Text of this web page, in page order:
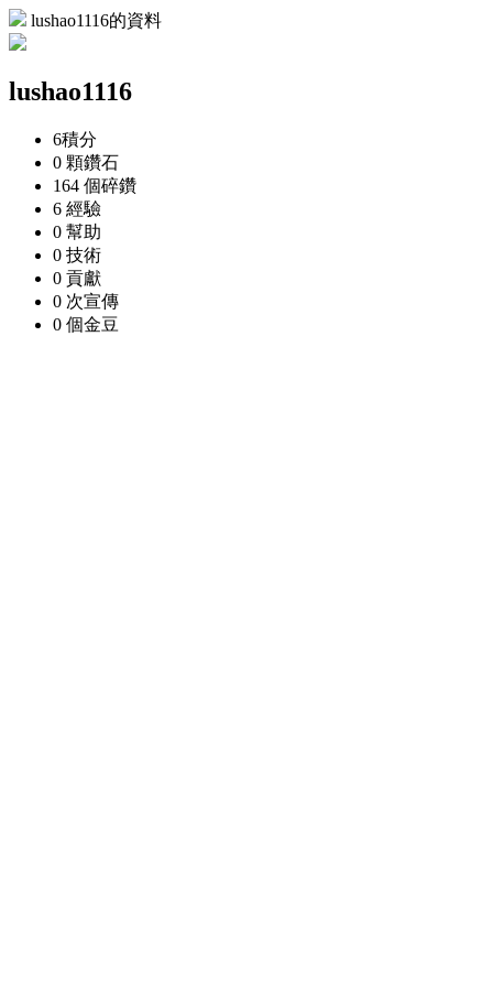
lushao1116的資料
lushao1116
6積分
0 顆鑽石
164 個碎鑽
6 經驗
0 幫助
0 技術
0 貢獻
0 次宣傳
0 個金豆